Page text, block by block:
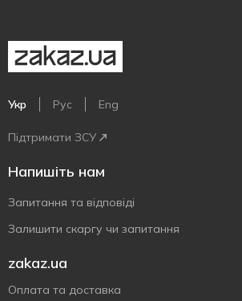
Укр Рус Eng
Підтримати ЗСУ
Напишіть нам
Запитання та відповіді
Залишити скаргу чи запитання
zakaz.ua
Оплата та доставка